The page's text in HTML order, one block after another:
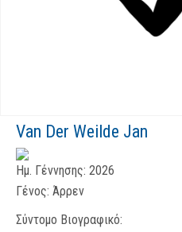
Van Der Weilde Jan
Ημ. Γέννησης: 2026
Γένος: Άρρεν
Σύντομο Βιογραφικό: